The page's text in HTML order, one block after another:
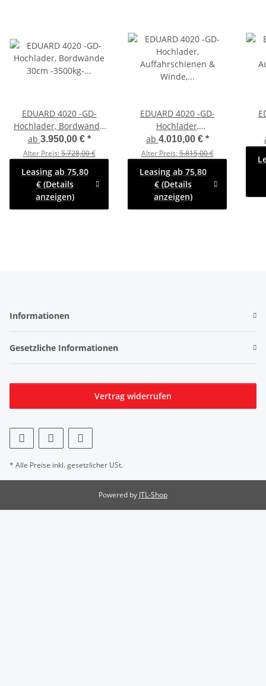
EDUARD 4020 -GD-
Hochlader, Bordwände
30cm -3500kg- Lfh: 63cm
-195/50R13
ab 3.950,00 € *
Alter Preis:5.728,00 €
Leasing ab 75,80
€ (Details
anzeigen)
EDUARD 4020 -GD-
Hochlader,
Auffahrschienen &
Winde, Bordwände 30cm
-2700kg- Lfh: 63cm
-195/50R13
ab 4.010,00 € *
Alter Preis:5.815,00 €
Leasing ab 75,80
€ (Details
anzeigen)
-
Informationen
Gesetzliche Informationen
Vertrag widerrufen
* Alle Preise inkl. gesetzlicher USt.
Powered by JTL-Shop